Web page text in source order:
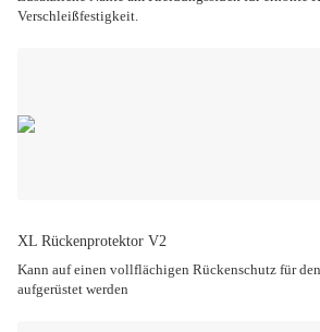
Verschleißfestigkeit.
XL Rückenprotektor V2
Kann auf einen vollflächigen Rückenschutz für
aufgerüstet werden